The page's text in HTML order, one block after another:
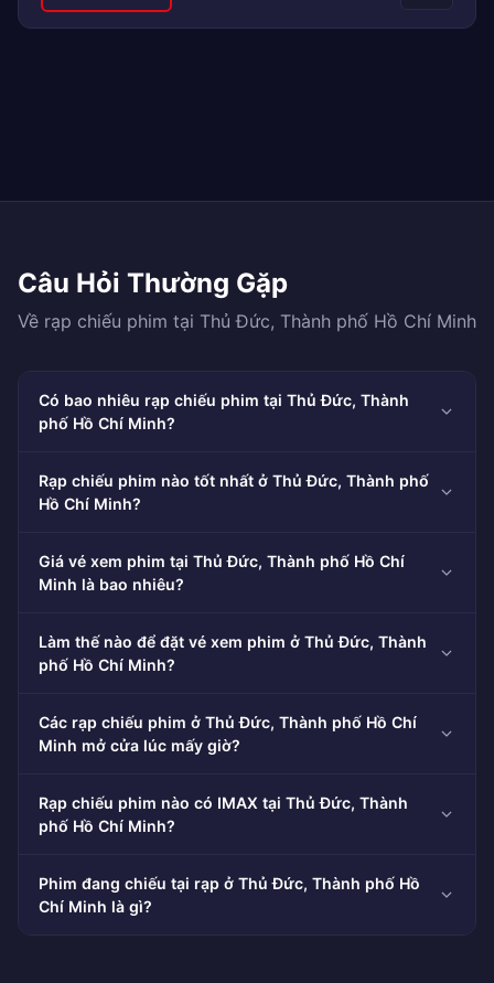
Câu Hỏi Thường Gặp
Về rạp chiếu phim tại Thủ Đức, Thành phố Hồ Chí Minh
Có bao nhiêu rạp chiếu phim tại Thủ Đức, Thành
phố Hồ Chí Minh?
Rạp chiếu phim nào tốt nhất ở Thủ Đức, Thành phố
Hồ Chí Minh?
Giá vé xem phim tại Thủ Đức, Thành phố Hồ Chí
Minh là bao nhiêu?
Làm thế nào để đặt vé xem phim ở Thủ Đức, Thành
phố Hồ Chí Minh?
Các rạp chiếu phim ở Thủ Đức, Thành phố Hồ Chí
Minh mở cửa lúc mấy giờ?
Rạp chiếu phim nào có IMAX tại Thủ Đức, Thành
phố Hồ Chí Minh?
Phim đang chiếu tại rạp ở Thủ Đức, Thành phố Hồ
Chí Minh là gì?